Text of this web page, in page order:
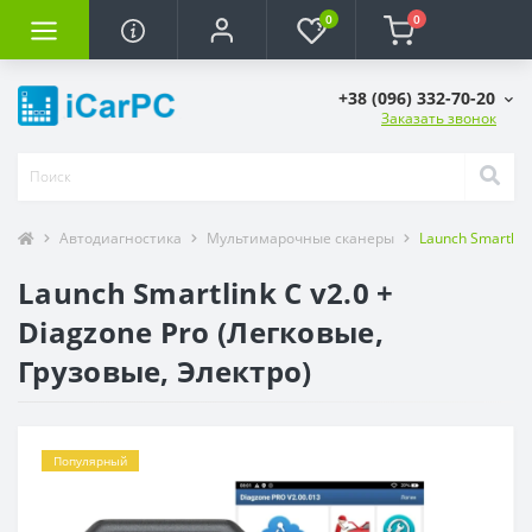
0 0
+38 (096) 332-70-20
Заказать звонок
Автодиагностика Мультимарочные сканеры Launch
Launch Smartlink C v2.0 +
Diagzone Pro (Легковые,
Грузовые, Электро)
Популярный